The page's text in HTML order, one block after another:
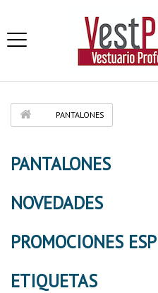
PANTALONES
PANTALONES
NOVEDADES
PROMOCIONES
ETIQUETAS